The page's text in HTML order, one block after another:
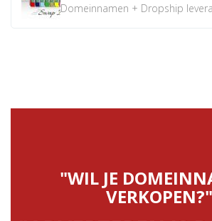
"WIL JE
VERKOPEN?"